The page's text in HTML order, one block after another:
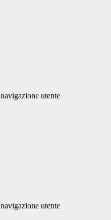
utente
utente